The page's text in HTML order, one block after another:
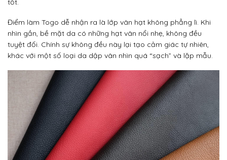
tốt.
Điểm làm Togo dễ nhận ra là lớp vân hạt không phẳng lì. Khi
nhìn gần, bề mặt da có những hạt vân nổi nhẹ, không đều
tuyệt đối. Chính sự không đều này lại tạo cảm giác tự nhiên,
khác với một số loại da dập vân nhìn quá “sạch” và lặp mẫu.